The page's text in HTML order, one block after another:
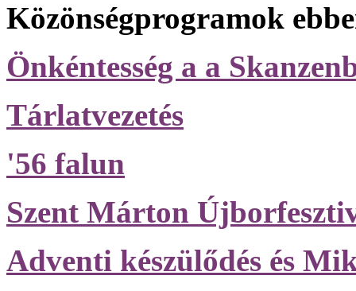
Közönségprogramok
Önkéntesség a a
Tárlatvezetés
'56 falun
Szent Márton
Adventi készülődés és